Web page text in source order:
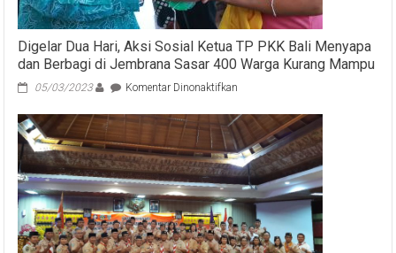
Digelar Dua Hari, Aksi Sosial Ketua TP PKK Bali Menyapa
dan Berbagi di Jembrana Sasar 400 Warga Kurang Mampu
05/03/2023 Komentar Dinonaktifkan
Dua
Hari,
Aksi
Sosial
Ketua
TP
PKK
Bali
Menyapa